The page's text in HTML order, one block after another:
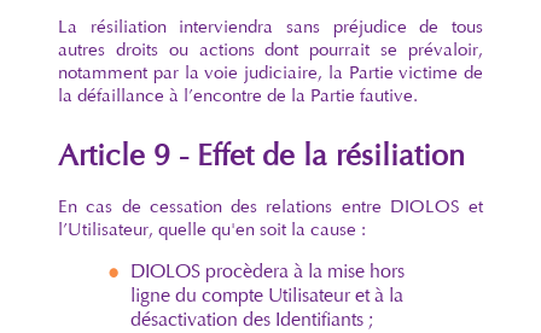
La résiliation interviendra sans préjudice de tous
autres droits ou actions dont pourrait se prévaloir,
notamment par la voie judiciaire, la Partie victime de
la défaillance à l’encontre de la Partie fautive.
Article 9 - Effet de la résiliation
En cas de cessation des relations entre DIOLOS et
l’Utilisateur, quelle qu'en soit la cause :
DIOLOS procèdera à la mise hors
ligne du compte Utilisateur et à la
désactivation des Identifiants ;